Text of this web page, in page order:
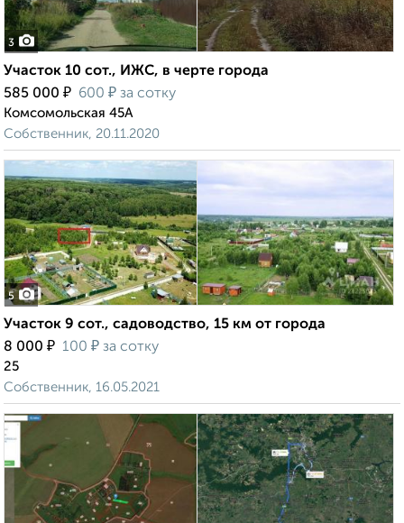
3
Участок 10 сот., ИЖС, в черте города
585 000 ₽ 600 ₽ за сотку
Комсомольская 45А
Собственник, 20.11.2020
5
Участок 9 сот., садоводство, 15 км от города
8 000 ₽ 100 ₽ за сотку
25
Собственник, 16.05.2021